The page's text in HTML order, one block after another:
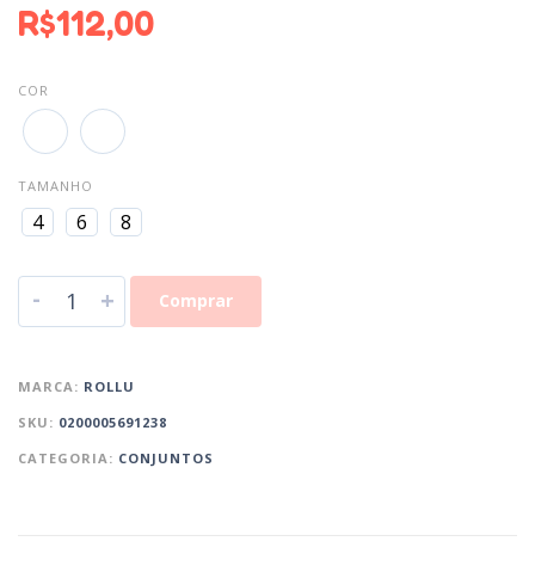
R$112,00
COR
TAMANHO
4 6 8
- + Comprar
MARCA: ROLLU
SKU: 0200005691238
CATEGORIA: CONJUNTOS